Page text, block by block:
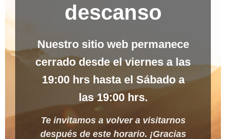
descanso
Nuestro sitio web permanece
cerrado desde elviernes a las
19:00 hrshasta el Sábado a
las 19:00 hrs.
Te invitamos a volver a visitarnos
después de este horario. ¡Gracias